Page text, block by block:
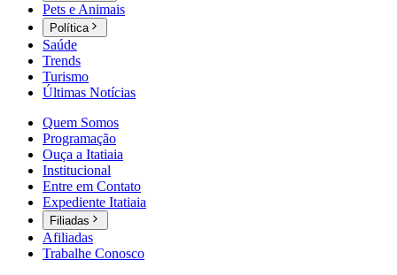
Pets e Animais
Política
Saúde
Trends
Turismo
Últimas Notícias
Quem Somos
Programação
Ouça a Itatiaia
Institucional
Entre em Contato
Expediente Itatiaia
Filiadas
Afiliadas
Trabalhe Conosco